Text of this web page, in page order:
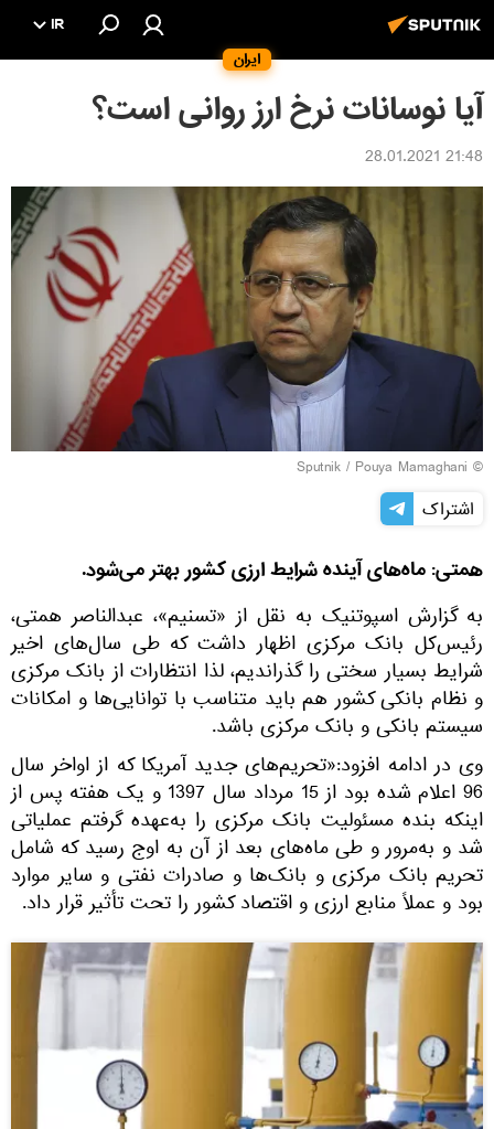
ایران
IR
آیا نوسانات نرخ ارز روانی است؟
21:48 28.01.2021
© Sputnik / Pouya Mamaghani
اشتراک
همتی: ماه‌های آینده ‌شرایط ارزی کشور بهتر‌ می‌شود.
به گزارش اسپوتنیک به نقل از «تسنیم»، عبدالناصر همتی،
رئیس‌کل بانک مرکزی اظهار داشت که طی سال‌های اخیر
شرایط بسیار سختی را گذراندیم، لذا انتظارات از بانک مرکزی
و نظام بانکی کشور هم باید متناسب با توانایی‌ها و امکانات
سیستم بانکی و بانک مرکزی باشد.
وی در ادامه افزود:«تحریم‌های جدید آمریکا که از اواخر سال
96 اعلام شده بود از 15 مرداد سال 1397 و یک هفته پس از
اینکه بنده مسئولیت بانک مرکزی را به‌عهده گرفتم عملیاتی
شد و به‌مرور و طی ماه‌های بعد از آن به اوج رسید که شامل
تحریم بانک مرکزی و بانک‌ها و صادرات نفتی و سایر موارد
بود و عملاً منابع ارزی و اقتصاد کشور را تحت تأثیر قرار داد.